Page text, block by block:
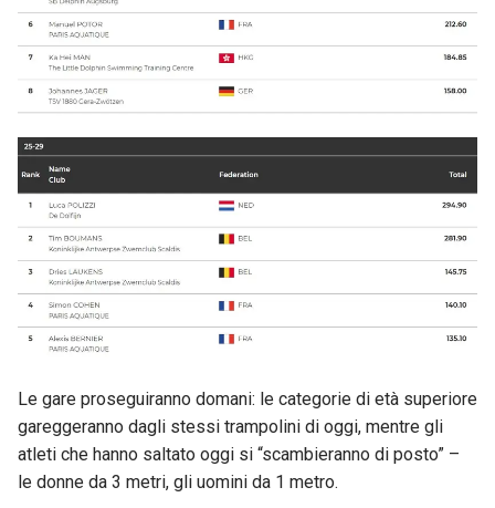
Le gare proseguiranno domani: le categorie di età superiore
gareggeranno dagli stessi trampolini di oggi, mentre gli
atleti che hanno saltato oggi si “scambieranno di posto” –
le donne da 3 metri, gli uomini da 1 metro.